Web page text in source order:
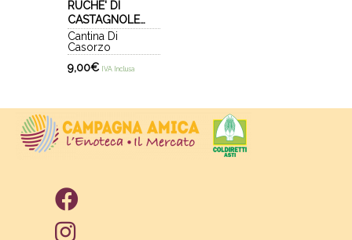
RUCHE' DI
CASTAGNOLE
MONFERRATO
DOCG 2025
Cantina Di
Casorzo
9,00€ IVA Inclusa